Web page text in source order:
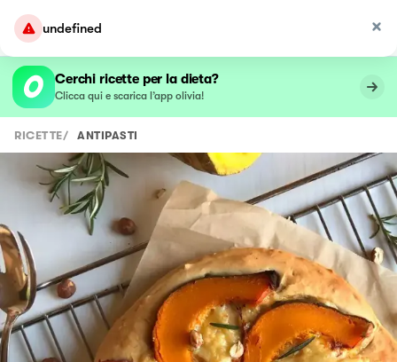
undefined
Cerchi ricette per la dieta?
Clicca qui e scarica l’app olivia!
RICETTE/ ANTIPASTI